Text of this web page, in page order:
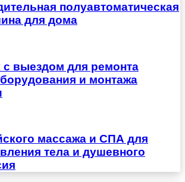
полуавтоматическая
для дома
с выездом для ремонта
и монтажа
массажа и СПА для
тела и душевного